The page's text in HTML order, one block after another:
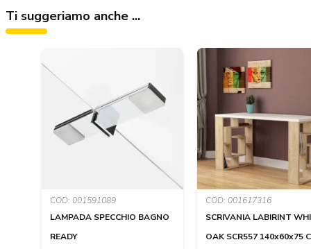
Ti suggeriamo anche ...
COD: 001591089
LAMPADA SPECCHIO BAGNO
READY
COD: 001617316
SCRIVANIA LABIRINT
OAK SCR557 140x60x75